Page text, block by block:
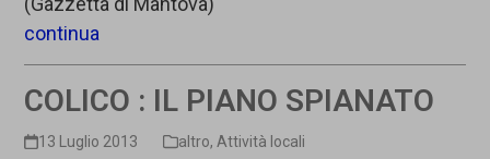
continua
COLICO : IL PIANO SPIANATO
13 Luglio 2013 altro, Attività locali